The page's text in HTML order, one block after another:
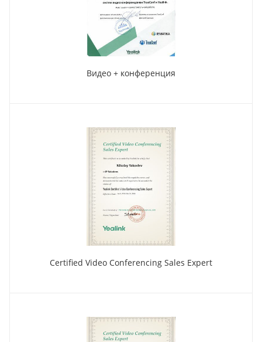
Видео + конференция
Certified Video Conferencing Sales Expert